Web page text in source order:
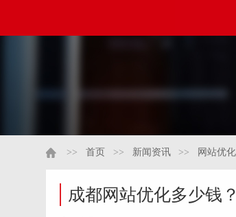
>> 首页 >> 新闻资讯 >> 网站优化
成都网站优化多少钱